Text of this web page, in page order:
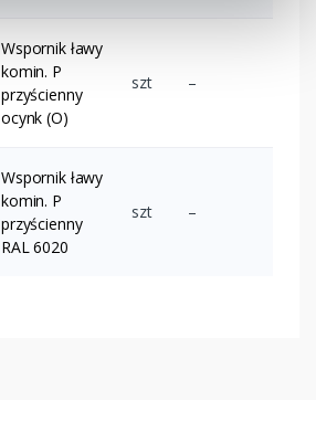
Wspornik ławy
komin. P
przyścienny
ocynk (O)
szt –
Wspornik ławy
komin. P
przyścienny
RAL 6020
szt –